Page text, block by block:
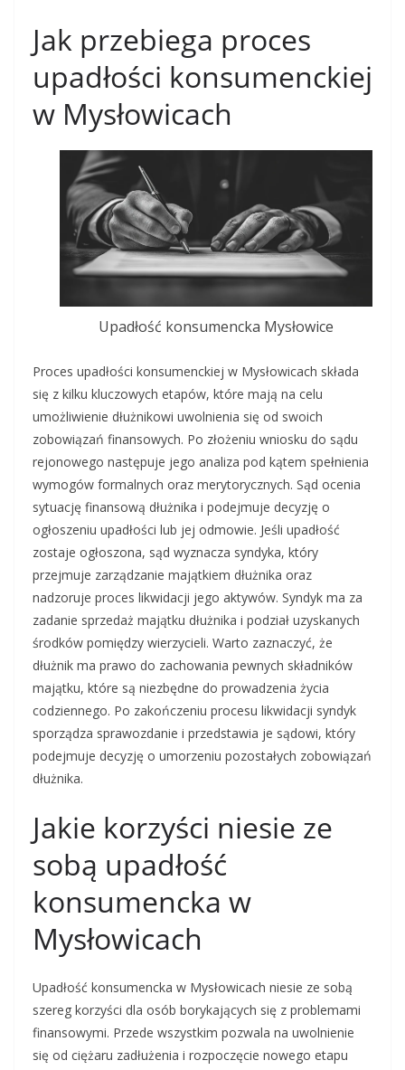
Jak przebiega proces
upadłości konsumenckiej
w Mysłowicach
Upadłość konsumencka Mysłowice
Proces upadłości konsumenckiej w Mysłowicach składa
się z kilku kluczowych etapów, które mają na celu
umożliwienie dłużnikowi uwolnienia się od swoich
zobowiązań finansowych. Po złożeniu wniosku do sądu
rejonowego następuje jego analiza pod kątem spełnienia
wymogów formalnych oraz merytorycznych. Sąd ocenia
sytuację finansową dłużnika i podejmuje decyzję o
ogłoszeniu upadłości lub jej odmowie. Jeśli upadłość
zostaje ogłoszona, sąd wyznacza syndyka, który
przejmuje zarządzanie majątkiem dłużnika oraz
nadzoruje proces likwidacji jego aktywów. Syndyk ma za
zadanie sprzedaż majątku dłużnika i podział uzyskanych
środków pomiędzy wierzycieli. Warto zaznaczyć, że
dłużnik ma prawo do zachowania pewnych składników
majątku, które są niezbędne do prowadzenia życia
codziennego. Po zakończeniu procesu likwidacji syndyk
sporządza sprawozdanie i przedstawia je sądowi, który
podejmuje decyzję o umorzeniu pozostałych zobowiązań
dłużnika.
Jakie korzyści niesie ze
sobą upadłość
konsumencka w
Mysłowicach
Upadłość konsumencka w Mysłowicach niesie ze sobą
szereg korzyści dla osób borykających się z problemami
finansowymi. Przede wszystkim pozwala na uwolnienie
się od ciężaru zadłużenia i rozpoczęcie nowego etapu